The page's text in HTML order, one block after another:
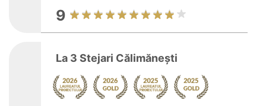
9
La 3 Stejari Călimănești